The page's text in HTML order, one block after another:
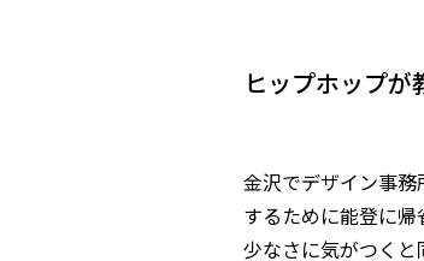
ヒップホップ
金沢でデザイン事
するために能登に
少なさに気がつくと